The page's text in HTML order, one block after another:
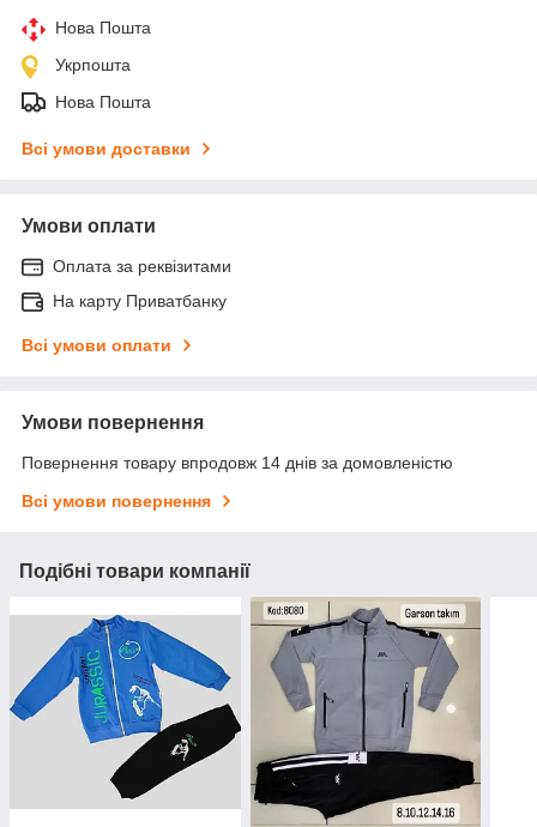
Нова Пошта
Укрпошта
Нова Пошта
Всі умови доставки
Умови оплати
Оплата за реквізитами
На карту Приватбанку
Всі умови оплати
Умови повернення
Повернення товару впродовж 14 днів за домовленістю
Всі умови повернення
Подібні товари компанії